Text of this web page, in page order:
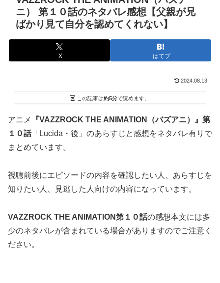
ニ） 第１０話のネタバレ感想【父親が兄
ばかり見て自分を認めてくれない】
X はてブ
2024.08.13
この記事は約5分で読めます。
アニメ
『VAZZROCK THE ANIMATION（バズアニ）』第
１０話「Lucida・後」のあらすじと感想をネタバレ有りで
まとめています。
視聴前後にエピソードの内容を確認したい人、あらすじを
知りたい人、見逃した人向けの内容になっています。
VAZZROCK THE ANIMATION第１０話の感想本文には多
少のネタバレが含まれている場合がありますのでご注意く
ださい。